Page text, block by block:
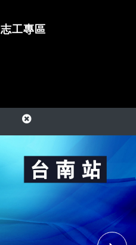
志工專區